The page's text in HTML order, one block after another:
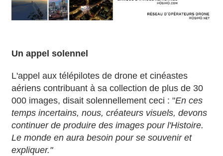
Un appel solennel
L'appel aux télépilotes de drone et cinéastes
aériens contribuant à sa collection de plus de 30
000 images, disait solennellement ceci : "En ces
temps incertains, nous, créateurs visuels, devons
continuer de produire des images pour l'Histoire.
Le monde en aura besoin pour se souvenir et
expliquer."